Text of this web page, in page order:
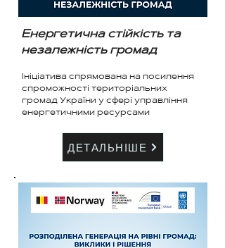
Енергетична стійкість та
незалежність громад
Ініціатива спрямована на посилення
спроможності територіальних
громад України у сфері управління
енергетичними ресурсами
ДЕТАЛЬНІШЕ